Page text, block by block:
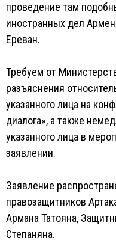
проведение там
иностранных дел
Ереван.
Требуем от
разъяснения
указанного лица на
диалога», а также
указанного лица в
заявлении.
Заявление
правозащитников
Армана Татояна,
Степаняна.